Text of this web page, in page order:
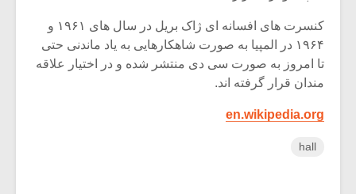
کنسرت های افسانه ای ژاک بریل در سال های ۱۹۶۱ و
۱۹۶۴ در المپیا به صورت شاهکارهایی به یاد ماندنی حتی
تا امروز به صورت سی دی منتشر شده و در اختیار علاقه
مندان قرار گرفته اند.
en.wikipedia.org
hall